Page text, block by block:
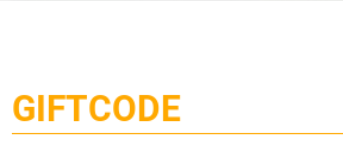
cầu, theo giấy phép chính thức từ
Pocketpair, Inc.
GIFTCODE